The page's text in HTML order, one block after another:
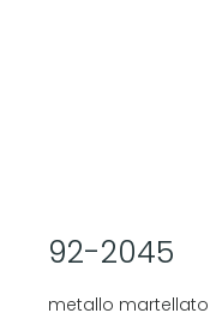
92-2045
metallo martellato